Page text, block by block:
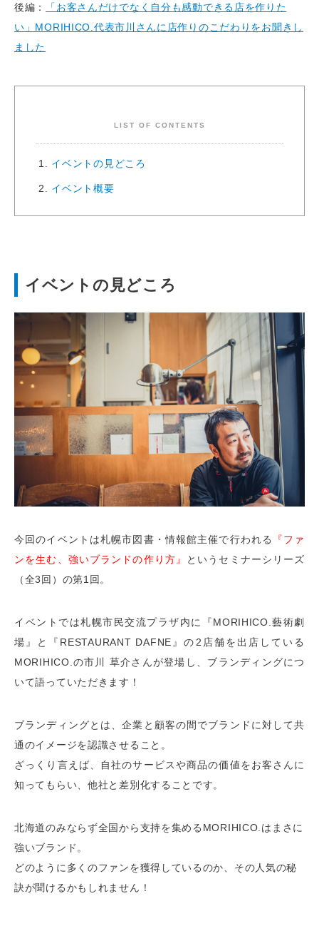
後編：
「お客さんだけでなく自分も感動できる店を作りた
い」MORIHICO.代表市川さんに店作りのこだわりをお聞きし
ました
LIST OF CONTENTS
イベントの見どころ
イベント概要
イベントの見どころ
今回のイベントは札幌市図書・情報館主催で行われる
『ファ
ンを生む、強いブランドの作り方』
というセミナーシリーズ
（全3回）の第1回。
イベントでは札幌市民交流プラザ内に『MORIHICO.藝術劇
場』と『RESTAURANT DAFNE』の2店舗を出店している
MORIHICO.の市川 草介さんが登場し、ブランディングにつ
いて語っていただきます！
ブランディングとは、企業と顧客の間でブランドに対して共
通のイメージを認識させること。
ざっくり言えば、自社のサービスや商品の価値をお客さんに
知ってもらい、他社と差別化することです。
北海道のみならず全国から支持を集めるMORIHICO.はまさに
強いブランド。
どのように多くのファンを獲得しているのか、その人気の秘
訣が聞けるかもしれません！